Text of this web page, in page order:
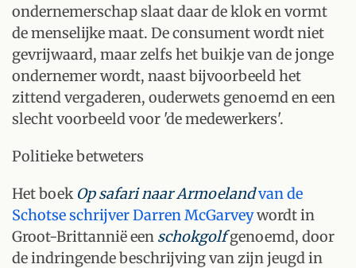
ondernemerschap slaat daar de klok en vormt
de menselijke maat. De consument wordt niet
gevrijwaard, maar zelfs het buikje van de jonge
ondernemer wordt, naast bijvoorbeeld het
zittend vergaderen, ouderwets genoemd en een
slecht voorbeeld voor 'de medewerkers'.
Politieke betweters
Het boek Op safari naar Armoelandvan de
Schotse schrijver Darren McGarveywordt in
Groot-Brittannië een schokgolfgenoemd, door
de indringende beschrijving van zijn jeugd in